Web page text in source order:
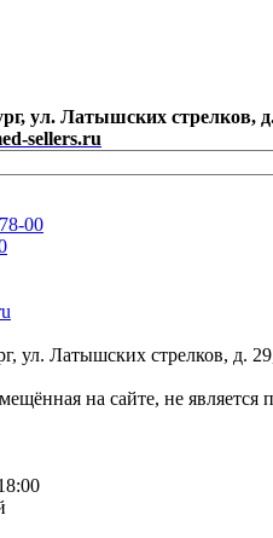
ул. Латышских стрелков,
sellers.ru
00
ул. Латышских стрелков, д.
на сайте, не является